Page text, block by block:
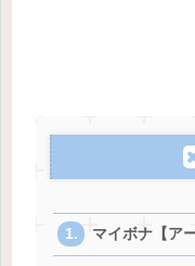
マイボナ【ア